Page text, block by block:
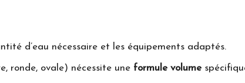
d’eau nécessaire et les équipements adaptés.
ronde, ovale) nécessite une formule volume